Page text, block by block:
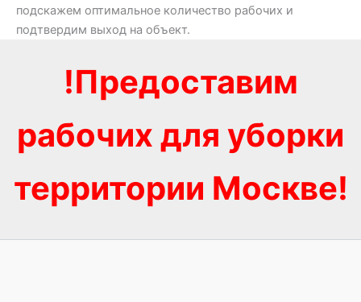
подскажем оптимальное количество рабочих и
подтвердим выход на объект.
!Предоставим
рабочих для уборки
территории Москве!